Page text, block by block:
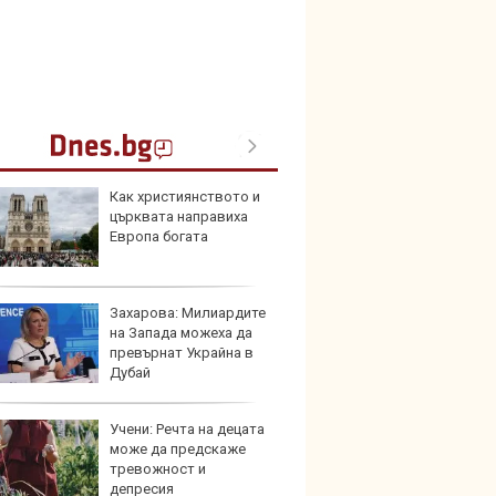
Как християнството и
църквата направиха
Европа богата
Захарова: Милиардите
на Запада можеха да
превърнат Украйна в
Дубай
Учени: Речта на децата
може да предскаже
тревожност и
депресия